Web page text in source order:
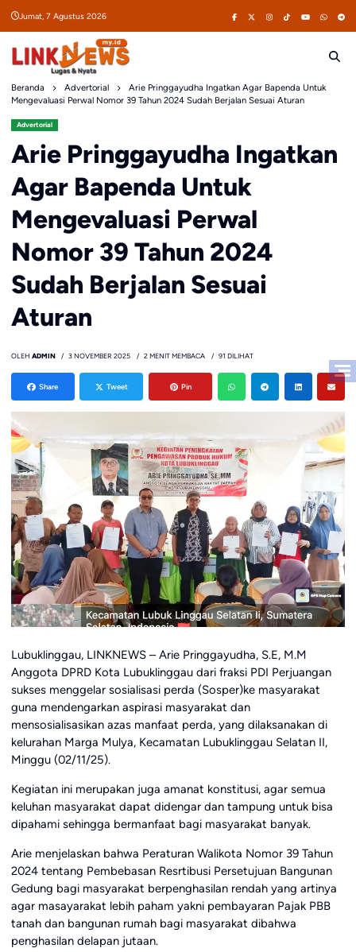
Jumat, 7 Agustus 2026
Beranda Advertorial
Arie Pringgayudha Ingatkan Agar Bapenda Untuk
Mengevaluasi Perwal Nomor 39 Tahun 2024 Sudah Berjalan Sesuai Aturan
Advertorial
Arie Pringgayudha Ingatkan
Agar Bapenda Untuk
Mengevaluasi Perwal
Nomor 39 Tahun 2024
Sudah Berjalan Sesuai
Aturan
OLEH ADMIN 3 NOVEMBER 2025 2 MENIT MEMBACA 91 DILIHAT
Share Tweet Pin
Lubuklinggau, LINKNEWS – Arie Pringgayudha, S.E, M.M
Anggota DPRD Kota Lubuklinggau dari fraksi PDI Perjuangan
sukses menggelar sosialisasi perda (Sosper)ke masyarakat
guna mendengarkan aspirasi masyarakat dan
mensosialisasikan azas manfaat perda, yang dilaksanakan di
kelurahan Marga Mulya, Kecamatan Lubuklinggau Selatan II,
Minggu (02/11/25).
Kegiatan ini merupakan juga amanat konstitusi, agar semua
keluhan masyarakat dapat didengar dan tampung untuk bisa
dipahami sehingga bermanfaat bagi masyarakat banyak.
Arie menjelaskan bahwa Peraturan Walikota Nomor 39 Tahun
2024 tentang Pembebasan Resrtibusi Persetujuan Bangunan
Gedung bagi masyarakat berpenghasilan rendah yang artinya
agar masayarakat lebih paham yakni pembayaran Pajak PBB
tanah dan bangunan rumah bagi masyarakat dibahwa
penghasilan delapan jutaan.